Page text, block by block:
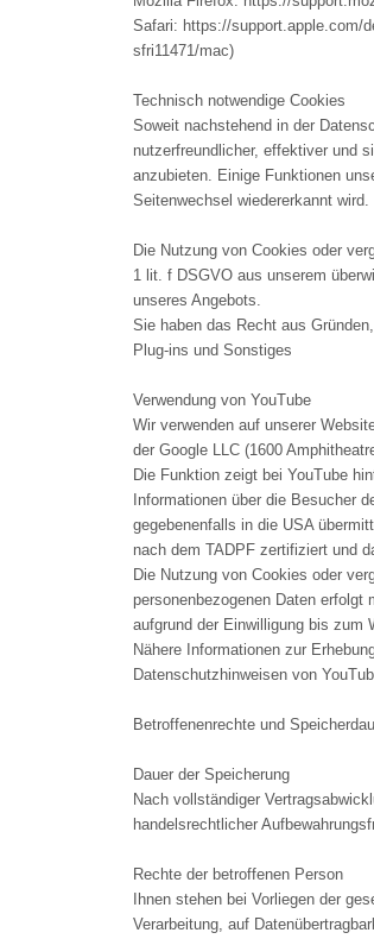
Safari: https://support.apple.com/
sfri11471/mac)
Technisch notwendige Cookies
Soweit nachstehend in der
nutzerfreundlicher, effektiver und
anzubieten. Einige Funktionen
Seitenwechsel wiedererkannt wird.
Die Nutzung von Cookies oder
1 lit. f DSGVO aus unserem
unseres Angebots.
Sie haben das Recht aus
Plug-ins und Sonstiges
Verwendung von YouTube
Wir verwenden auf unserer
der Google LLC (1600
Die Funktion zeigt bei YouTube
Informationen über die Besucher
gegebenenfalls in die USA
nach dem TADPF zertifiziert und
Die Nutzung von Cookies oder
personenbezogenen Daten
aufgrund der Einwilligung bis zum
Nähere Informationen zur
Datenschutzhinweisen von
Betroffenenrechte und
Dauer der Speicherung
Nach vollständiger
handelsrechtlicher
Rechte der betroffenen Person
Ihnen stehen bei Vorliegen der
Verarbeitung, auf